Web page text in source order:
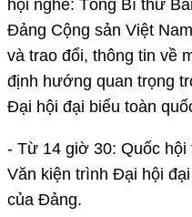
hội nghe: Tổng Bí thư
Đảng Cộng sản Việt
và trao đổi, thông tin về
định hướng quan trọng
Đại hội đại biểu toàn
- Từ 14 giờ 30: Quốc
Văn kiện trình Đại hội
của Đảng.